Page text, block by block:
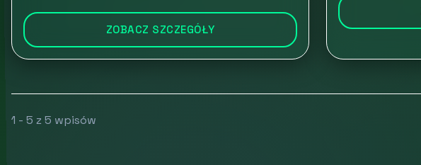
ZOBACZ SZCZEGÓŁY
1 - 5 z 5 wpisów